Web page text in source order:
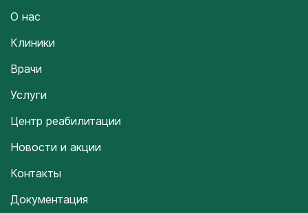
О нас
Клиники
Врачи
Услуги
Центр реабилитации
Новости и акции
Контакты
Документация